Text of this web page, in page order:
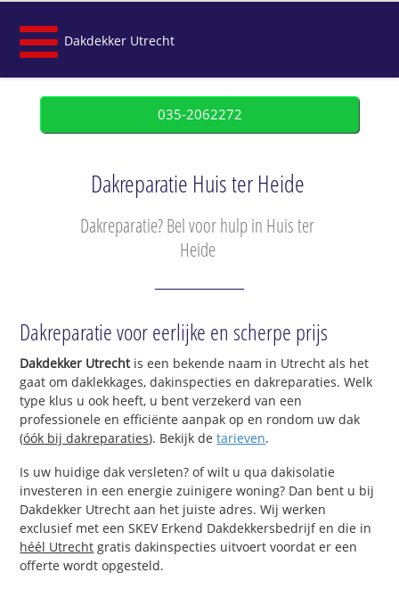
Dakdekker Utrecht
035-2062272
Dakreparatie Huis ter Heide
Dakreparatie? Bel voor hulp in Huis ter
Heide
Dakreparatie voor eerlijke en scherpe prijs
Dakdekker Utrechtis een bekende naam in Utrecht als het
gaat om daklekkages, dakinspecties en dakreparaties. Welk
type klus u ook heeft, u bent verzekerd van een
professionele en efficiënte aanpak op en rondom uw dak
(óók bij dakreparaties). Bekijk detarieven.
Is uw huidige dak versleten? of wilt u qua dakisolatie
investeren in een energie zuinigere woning? Dan bent u bij
Dakdekker Utrecht aan het juiste adres. Wij werken
exclusief met een SKEV Erkend Dakdekkersbedrijf en die in
héél Utrecht gratis dakinspecties uitvoert voordat er een
offerte wordt opgesteld.